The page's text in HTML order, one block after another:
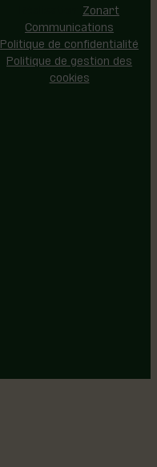
Zonart
Communications
Politique de confidentialité
Politique de gestion des
cookies